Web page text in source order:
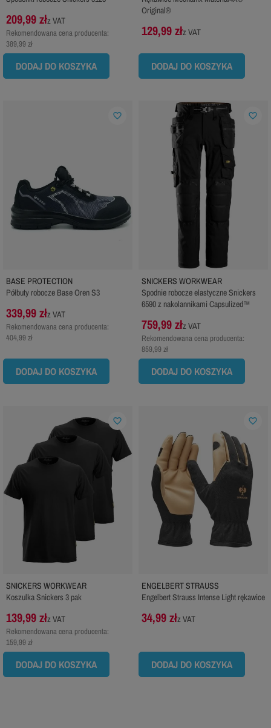
209,99 złz VAT
Rekomendowana cena producenta:
389,99 zł
DODAJ DO KOSZYKA
Original®
129,99 złz VAT
DODAJ DO KOSZYKA
BASE PROTECTION
Półbuty robocze Base Oren S3
339,99 złz VAT
Rekomendowana cena producenta:
404,99 zł
DODAJ DO KOSZYKA
favorite_border
SNICKERS WORKWEAR
Spodnie robocze elastyczne Snickers
6590 z nakolannikami Capsulized™
759,99 złz VAT
Rekomendowana cena producenta:
859,99 zł
DODAJ DO KOSZYKA
favorite_border
SNICKERS WORKWEAR
Koszulka Snickers 3 pak
139,99 złz VAT
Rekomendowana cena producenta:
159,99 zł
DODAJ DO KOSZYKA
favorite_border
ENGELBERT STRAUSS
Engelbert Strauss Intense Light rękawice
34,99 złz VAT
DODAJ DO KOSZYKA
favorite_border